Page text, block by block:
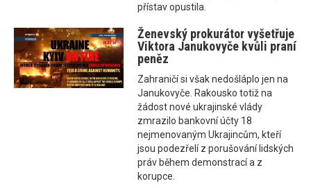
přístav opustila.
Ženevský prokurátor vyšetřuje
Viktora Janukovyče kvůli praní
peněz
Zahraničí si však nedošláplo jen na
Janukovyče. Rakousko totiž na
žádost nové ukrajinské vlády
zmrazilo bankovní účty 18
nejmenovaným Ukrajincům, kteří
jsou podezřelí z porušování lidských
práv během demonstrací a z
korupce.